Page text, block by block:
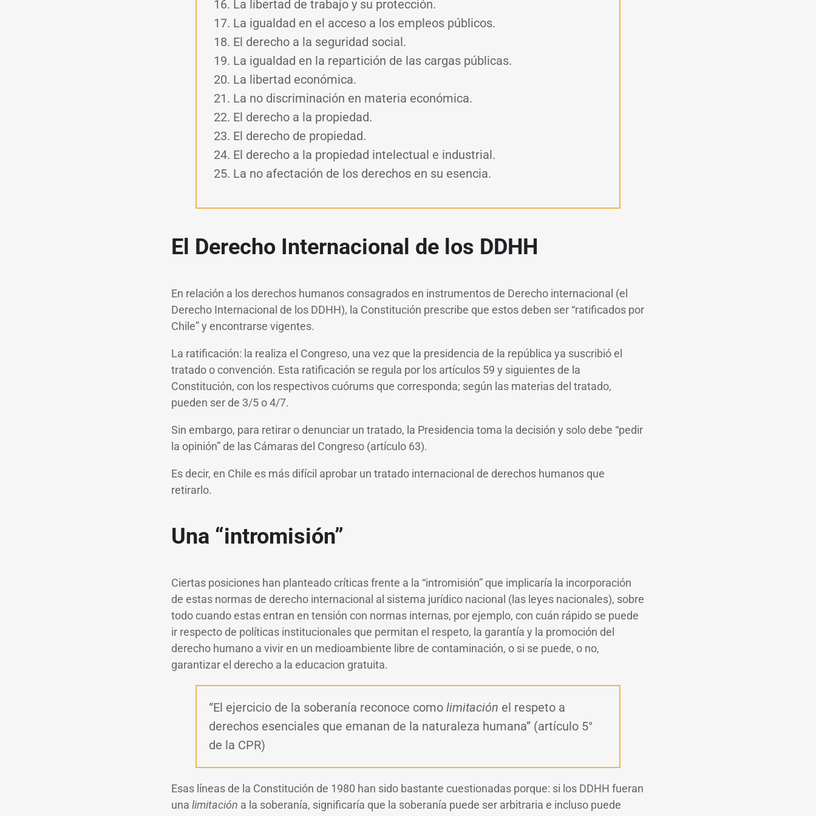
La libertad de trabajo y su protección.
La igualdad en el acceso a los empleos públicos.
El derecho a la seguridad social.
La igualdad en la repartición de las cargas públicas.
La libertad económica.
La no discriminación en materia económica.
El derecho a la propiedad.
El derecho de propiedad.
El derecho a la propiedad intelectual e industrial.
La no afectación de los derechos en su esencia.
El Derecho Internacional de los DDHH
En relación a los derechos humanos consagrados en instrumentos de Derecho internacional (el
Derecho Internacional de los DDHH), la Constitución prescribe que estos deben ser “ratificados por
Chile” y encontrarse vigentes.
La ratificación: la realiza el Congreso, una vez que la presidencia de la república ya suscribió el
tratado o convención. Esta ratificación se regula por los artículos 59 y siguientes de la
Constitución, con los respectivos cuórums que corresponda; según las materias del tratado,
pueden ser de 3/5 o 4/7.
Sin embargo, para retirar o denunciar un tratado, la Presidencia toma la decisión y solo debe “pedir
la opinión” de las Cámaras del Congreso (artículo 63).
Es decir, en Chile es más difícil aprobar un tratado internacional de derechos humanos que
retirarlo.
Una “intromisión”
Ciertas posiciones han planteado críticas frente a la “intromisión” que implicaría la incorporación
de estas normas de derecho internacional al sistema jurídico nacional (las leyes nacionales), sobre
todo cuando estas entran en tensión con normas internas, por ejemplo, con cuán rápido se puede
ir respecto de políticas institucionales que permitan el respeto, la garantía y la promoción del
derecho humano a vivir en un medioambiente libre de contaminación, o si se puede, o no,
garantizar el derecho a la educacion gratuita.
“El ejercicio de la soberanía reconoce como limitación el respeto a
derechos esenciales que emanan de la naturaleza humana” (artículo 5°
de la CPR)
Esas líneas de la Constitución de 1980 han sido bastante cuestionadas porque: si los DDHH fueran
una limitación a la soberanía, significaría que la soberanía puede ser arbitraria e incluso puede